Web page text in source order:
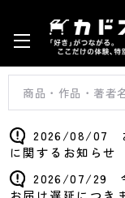
2026/08/07
に関するお知らせ
2026/07/29